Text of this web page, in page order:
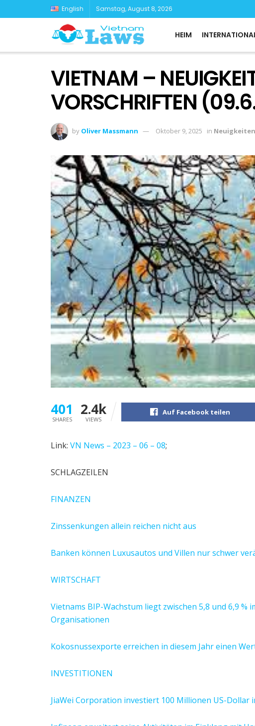
English Samstag, August 8, 2026
HEIM
VIETNAM –
VORSCHRIFTEN
by Oliver Massmann Oktober 9, 2025 in
401
SHARES
2.4k
VIEWS
Auf Facebook teilen
Link: VN News – 2023 – 06 – 08;
SCHLAGZEILEN
FINANZEN
Zinssenkungen allein reichen nicht aus
Banken können Luxusautos und Villen nur schwer
WIRTSCHAFT
Vietnams BIP-Wachstum liegt zwischen 5,8 und 6,9
Organisationen
Kokosnussexporte erreichen in diesem Jahr einen
INVESTITIONEN
JiaWei Corporation investiert 100 Millionen US-Dollar